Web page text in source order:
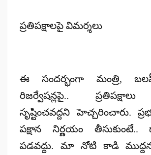
ప్రతిపక్షాలపై విమర్శలు
ఈ సందర్భంగా మంత్రి,
రిజర్వేషన్లపై.. ప్రతిపక్షాలు
సృష్టించవద్దని హెచ్చరించారు.
పక్షాన నిర్ణయం తీసుకుంటే..
పడవద్దు. మా నోటి కాడి